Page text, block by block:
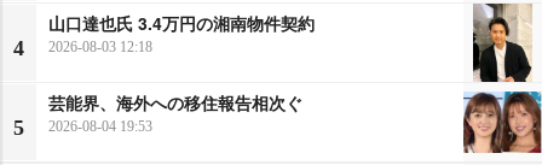
4
山口達也氏 3.4万円の湘南物件契約
2026-08-03 12:18
5
芸能界、海外への移住報告相次ぐ
2026-08-04 19:53